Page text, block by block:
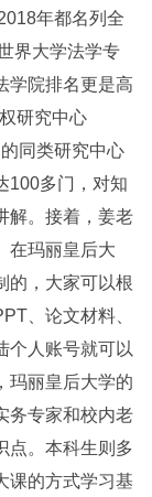
年都名列全
界大学法学专
学院排名更是高
研究中心
同类研究中心
100多门，对知
解。接着，姜老
在玛丽皇后大
的，大家可以根
、论文材料、
个人账号就可以
玛丽皇后大学的
务专家和校内老
点。本科生则多
课的方式学习基